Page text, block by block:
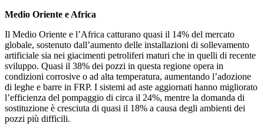
Medio Oriente e Africa
Il Medio Oriente e l’Africa catturano quasi il 14% del mercato
globale, sostenuto dall’aumento delle installazioni di sollevamento
artificiale sia nei giacimenti petroliferi maturi che in quelli di recente
sviluppo. Quasi il 38% dei pozzi in questa regione opera in
condizioni corrosive o ad alta temperatura, aumentando l’adozione
di leghe e barre in FRP. I sistemi ad aste aggiornati hanno migliorato
l’efficienza del pompaggio di circa il 24%, mentre la domanda di
sostituzione è cresciuta di quasi il 18% a causa degli ambienti dei
pozzi più difficili.